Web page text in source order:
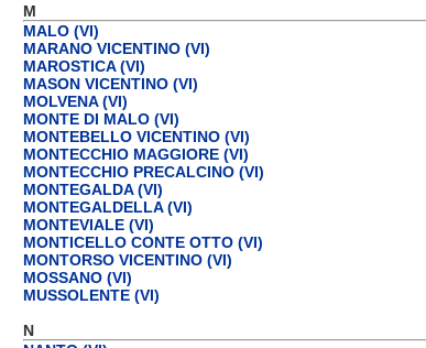
M
MALO (VI)
MARANO VICENTINO (VI)
MAROSTICA (VI)
MASON VICENTINO (VI)
MOLVENA (VI)
MONTE DI MALO (VI)
MONTEBELLO VICENTINO (VI)
MONTECCHIO MAGGIORE (VI)
MONTECCHIO PRECALCINO (VI)
MONTEGALDA (VI)
MONTEGALDELLA (VI)
MONTEVIALE (VI)
MONTICELLO CONTE OTTO (VI)
MONTORSO VICENTINO (VI)
MOSSANO (VI)
MUSSOLENTE (VI)
N